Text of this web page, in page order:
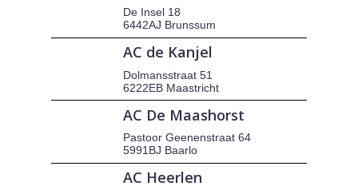
De Insel 18
6442AJ Brunssum
AC de Kanjel
Dolmansstraat 51
6222EB Maastricht
AC De Maashorst
Pastoor Geenenstraat 64
5991BJ Baarlo
AC Heerlen